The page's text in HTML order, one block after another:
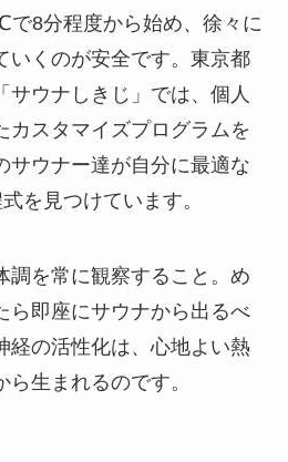
8分程度から始め、徐々に
いくのが安全です。東京都
サウナしきじ」では、個人
カスタマイズプログラムを
サウナー達が自分に最適な
を見つけています。
調を常に観察すること。め
ら即座にサウナから出るべ
経の活性化は、心地よい熱
生まれるのです。